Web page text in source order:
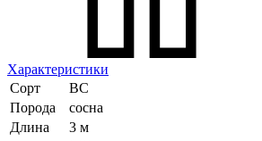
Характеристики
Сорт
ВС
Порода
сосна
Длина
3 м